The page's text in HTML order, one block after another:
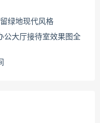
绿地现代风格
公大厅接待室效果图全